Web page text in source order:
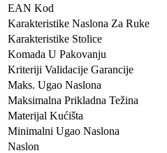
EAN Kod
Karakteristike Naslona Za Ruke
Karakteristike Stolice
Komada U Pakovanju
Kriteriji Validacije Garancije
Maks. Ugao Naslona
Maksimalna Prikladna Težina
Materijal Kućišta
Minimalni Ugao Naslona
Naslon